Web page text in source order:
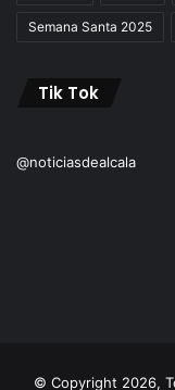
Semana Santa 2025
Tik Tok
@noticiasdealcala
© Copyright 2026,